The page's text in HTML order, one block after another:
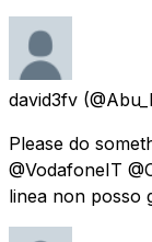
david3fv
Please do
@VodafoneIT
linea non posso